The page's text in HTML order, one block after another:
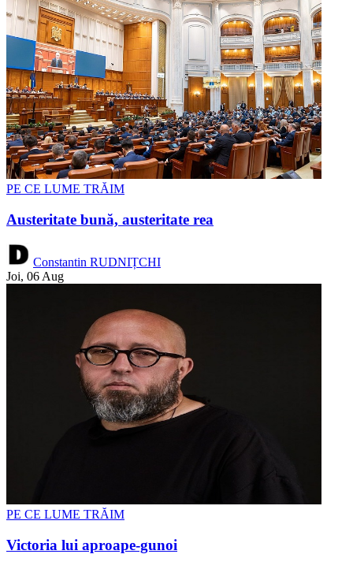
PE CE LUME TRĂIM
Austeritate bună, austeritate rea
Constantin RUDNIȚCHI
Joi, 06 Aug
PE CE LUME TRĂIM
Victoria lui aproape-gunoi